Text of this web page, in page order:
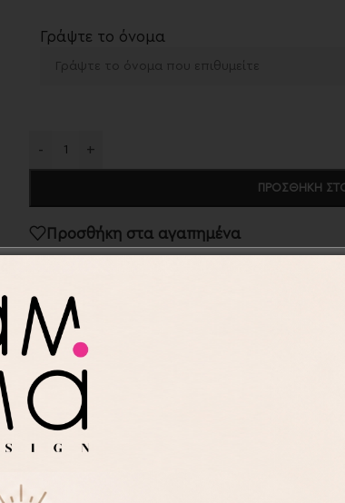
Γράψτε το όνομα
- +
ΠΡΟΣΘΉΚΗ
Προσθήκη στα αγαπημένα
Κατηγορίες: